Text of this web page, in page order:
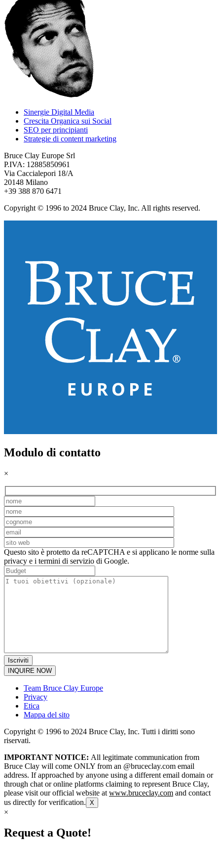
Sinergie Digital Media
Crescita Organica sui Social
SEO per principianti
Strategie di content marketing
Bruce Clay Europe Srl
P.IVA: 12885850961
Via Caccialepori 18/A
20148 Milano
+39 388 870 6471
Copyright © 1996 to 2024 Bruce Clay, Inc. All rights reserved.
Modulo di contatto
×
Questo sito è protetto da reCAPTCHA e si applicano le norme sulla
privacy e i termini di servizio di Google.
INQUIRE NOW
Team Bruce Clay Europe
Privacy
Etica
Mappa del sito
Copyright © 1996 to 2024 Bruce Clay, Inc. Tutti i diritti sono
riservati.
IMPORTANT NOTICE: All legitimate communication from
Bruce Clay will come ONLY from an @bruceclay.com email
address. If approached by anyone using a different email domain or
through chat or online platforms claiming to represent Bruce Clay,
please visit our official website at www.bruceclay.com and contact
us directly for verification. X
×
Request a Quote!